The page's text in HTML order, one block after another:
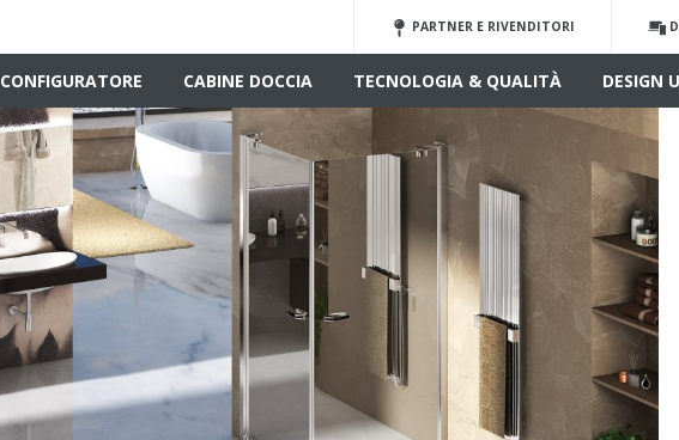
PARTNER E RIVENDITORI
CONFIGURATORE CABINE DOCCIA TECNOLOGIA & QUALITÀ DESIGN